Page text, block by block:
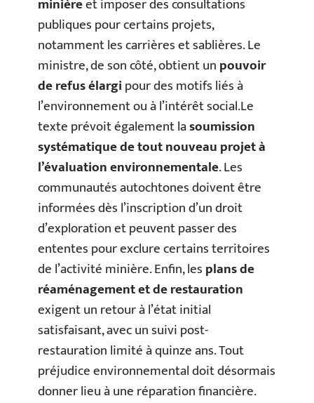
publiques pour certains projets,
notamment les carrières et sablières. Le
ministre, de son côté, obtient unpouvoir
de refus élargipour des motifs liés à
l’environnement ou à l’intérêt social.Le
texte prévoit également lasoumission
systématique de tout nouveau projet à
l’évaluation environnementale. Les
communautés autochtones doivent être
informées dès l’inscription d’un droit
d’exploration et peuvent passer des
ententes pour exclure certains territoires
de l’activité minière. Enfin, lesplans de
réaménagement et de restauration
exigent un retour à l’état initial
satisfaisant, avec un suivi post-
restauration limité à quinze ans. Tout
préjudice environnemental doit désormais
donner lieu à une réparation financière.